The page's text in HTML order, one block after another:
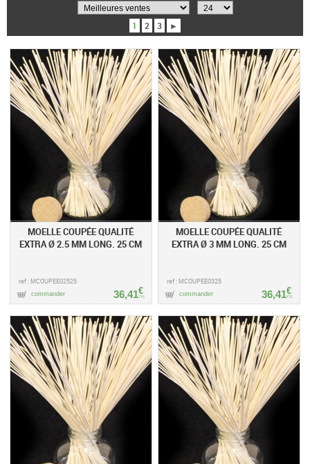
1 2 3 ►
MOELLE COUPÉE QUALITÉ
EXTRA Ø 2.5 MM LONG. 25 CM
ref : MCOUPEE02525
36,41€
TTC
commander
MOELLE COUPÉE QUALITÉ
EXTRA Ø 3 MM LONG. 25 CM
ref : MCOUPEE0325
36,41€
TTC
commander